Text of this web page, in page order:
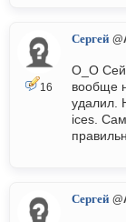
16
Сергей
О_О
вообще
удалил.
ices.
Сергей